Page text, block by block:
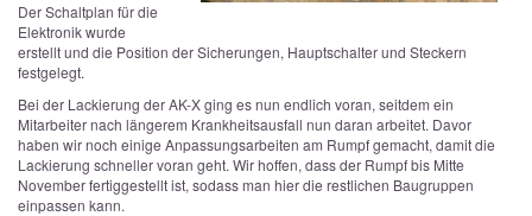
Der Schaltplan für die
Elektronik wurde
erstellt und die Position der Sicherungen, Hauptschalter und Steckern
festgelegt.
Bei der Lackierung der AK-X ging es nun endlich voran, seitdem ein
Mitarbeiter nach längerem Krankheitsausfall nun daran arbeitet. Davor
haben wir noch einige Anpassungsarbeiten am Rumpf gemacht, damit die
Lackierung schneller voran geht. Wir hoffen, dass der Rumpf bis Mitte
November fertiggestellt ist, sodass man hier die restlichen Baugruppen
einpassen kann.